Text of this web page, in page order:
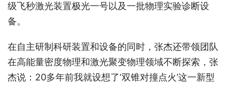
级飞秒激光装置极光一号以及一批物理实验诊断设
备。
在自主研制科研装置和设备的同时，张杰还带领团队
在高能量密度物理和激光聚变物理领域不断探索，张
杰说：20多年前我就设想了‘双锥对撞点火’这一新型